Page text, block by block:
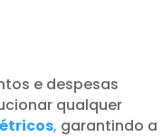
e despesas
qualquer
, garantindo a